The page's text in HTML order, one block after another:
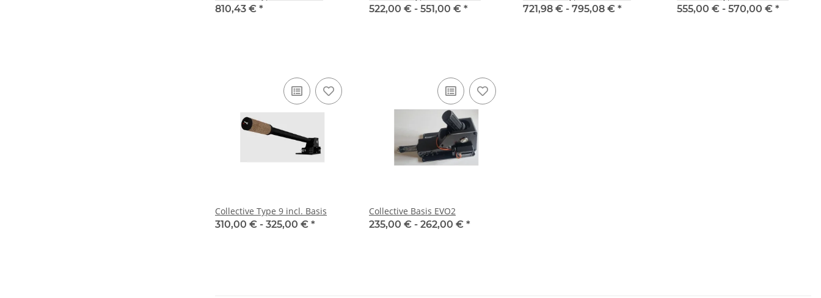
810,43 € *
522,00 € - 551,00 € *
721,98 € - 795,08 € *
555,00 € - 570,00 € *
Collective Type 9 incl. Basis
310,00 € - 325,00 € *
Collective Basis EVO2
235,00 € - 262,00 € *